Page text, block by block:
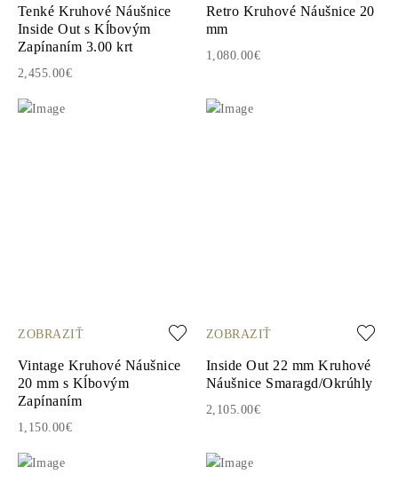
Tenké Kruhové Náušnice
Inside Out s Kĺbovým
Zapínaním 3.00 krt
2,455.00€
Retro Kruhové Náušnice 20
mm
1,080.00€
ZOBRAZIŤ
Vintage Kruhové Náušnice
20 mm s Kĺbovým
Zapínaním
1,150.00€
ZOBRAZIŤ
Inside Out 22 mm Kruhové
Náušnice Smaragd/Okrúhly
2,105.00€